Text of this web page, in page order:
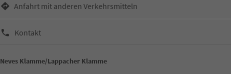
Anfahrt mit anderen Verkehrsmitteln
Kontakt
Neves Klamme/Lappacher Klamme